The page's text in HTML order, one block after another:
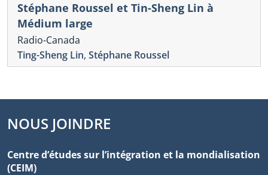
Stéphane Roussel et Tin-Sheng Lin à
Médium large
Radio-Canada
Ting-Sheng Lin, Stéphane Roussel
NOUS JOINDRE
Centre d’études sur l’intégration et la mondialisation
(CEIM)